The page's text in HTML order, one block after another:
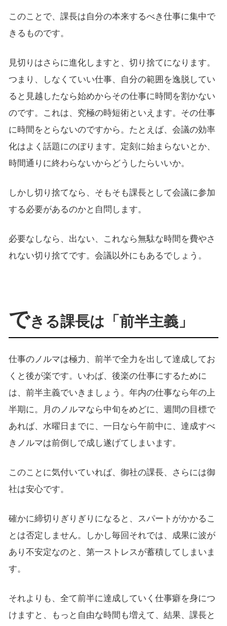
このことで、課長は自分の本来するべき仕事に集中で
きるものです。
見切りはさらに進化しますと、切り捨てになります。
つまり、しなくていい仕事、自分の範囲を逸脱してい
ると見越したなら始めからその仕事に時間を割かない
のです。これは、究極の時短術といえます。その仕事
に時間をとらないのですから。たとえば、会議の効率
化はよく話題にのぼります。定刻に始まらないとか、
時間通りに終わらないからどうしたらいいか。
しかし切り捨てなら、そもそも課長として会議に参加
する必要があるのかと自問します。
必要なしなら、出ない、これなら無駄な時間を費やさ
れない切り捨てです。会議以外にもあるでしょう。
できる課長は「前半主義」
仕事のノルマは極力、前半で全力を出して達成してお
くと後が楽です。いわば、後楽の仕事にするために
は、前半主義でいきましょう。年内の仕事なら年の上
半期に。月のノルマなら中旬をめどに、週間の目標で
あれば、水曜日までに、一日なら午前中に、達成すべ
きノルマは前倒しで成し遂げてしまいます。
このことに気付いていれば、御社の課長、さらには御
社は安心です。
確かに締切りぎりぎりになると、スパートがかかるこ
とは否定しません。しかし毎回それでは、成果に波が
あり不安定なのと、第一ストレスが蓄積してしまいま
す。
それよりも、全て前半に達成していく仕事癖を身につ
けますと、もっと自由な時間も増えて、結果、課長と